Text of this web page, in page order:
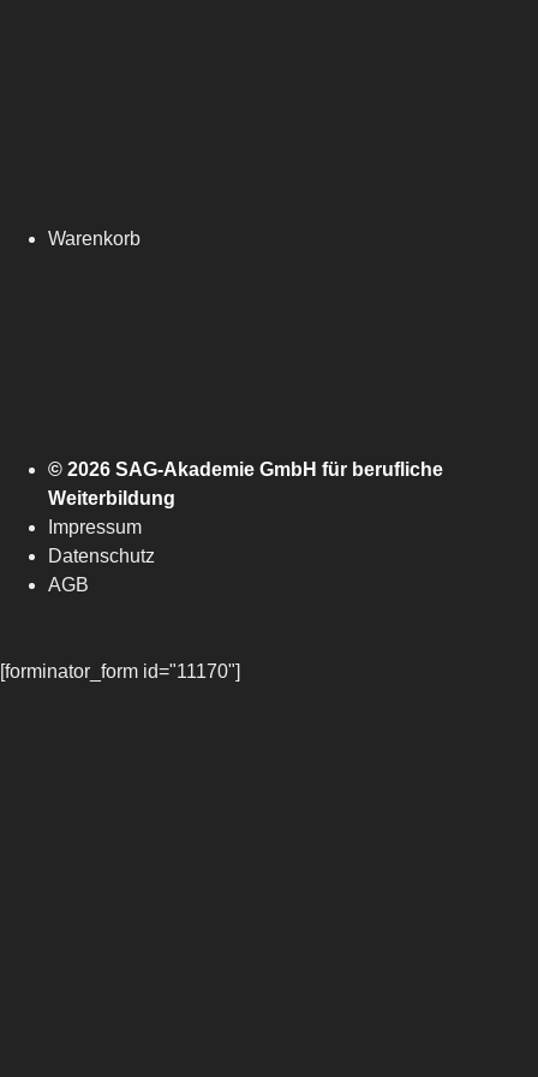
Warenkorb
© 2026 SAG-Akademie GmbH für berufliche
Weiterbildung
Impressum
Datenschutz
AGB
[forminator_form id="11170"]